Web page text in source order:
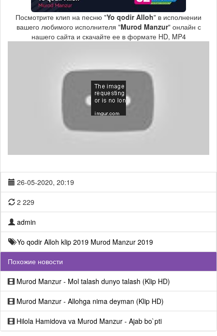
Посмотрите клип на песню "Yo qodir Alloh" в исполнении
вашего любимого исполнителя "Murod Manzur" онлайн с
нашего сайта и скачайте ее в формате HD, MP4
26-05-2020, 20:19
2 229
admin
Yo qodir Alloh klip 2019 Murod Manzur 2019
Похожие новости
Murod Manzur - Mol talash dunyo talash (Klip HD)
Murod Manzur - Allohga nima deyman (Klip HD)
Hilola Hamidova va Murod Manzur - Ajab bo`pti